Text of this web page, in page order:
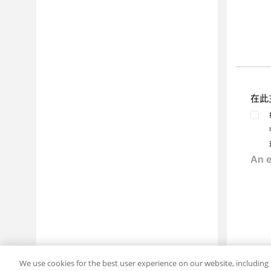
在
We use cookies for the best user experience on our website,